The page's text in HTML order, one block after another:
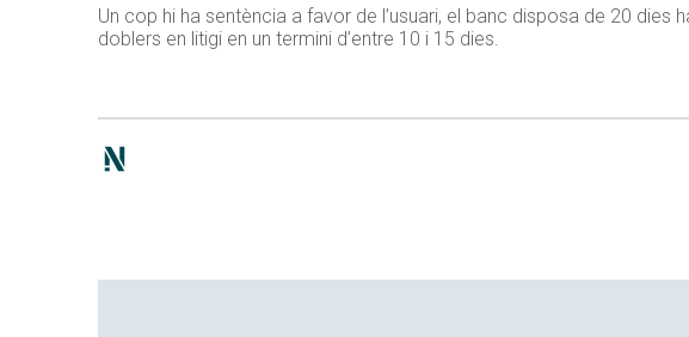
Un cop hi ha sentència a favor de l’usuari, el banc disposa de 20 dies
doblers en litigi en un termini d’entre 10 i 15 dies.